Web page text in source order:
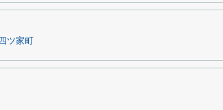
四ツ家町